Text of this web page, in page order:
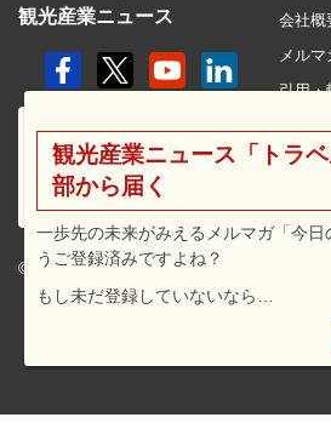
観光産業ニュース
© 2026 travel voice.
会社概
メル
引用・
利用
広告
観光産業ニュース「トラ
部から届く
一歩先の未来がみえるメルマガ「今日
うご登録済みですよね？
もし未だ登録していないなら…